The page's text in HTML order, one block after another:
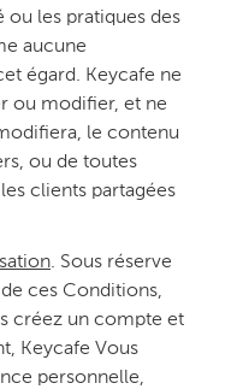
les pratiques des
aucune
égard. Keycafe ne
ou modifier, et ne
le contenu
ou de toutes
clients partagées
. Sous réserve
ces Conditions,
créez un compte et
Keycafe Vous
personnelle,